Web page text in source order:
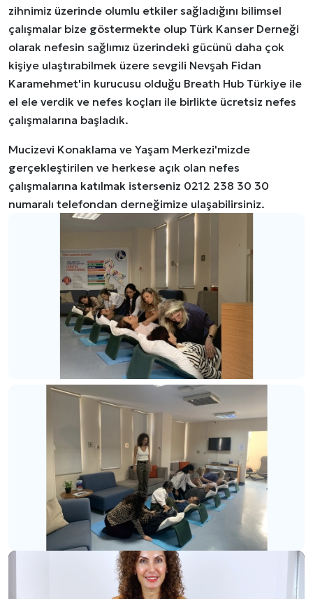
zihnimiz üzerinde olumlu etkiler sağladığını bilimsel
çalışmalar bize göstermekte olup Türk Kanser Derneği
olarak nefesin sağlımız üzerindeki gücünü daha çok
kişiye ulaştırabilmek üzere sevgili Nevşah Fidan
Karamehmet'in kurucusu olduğu Breath Hub Türkiye ile
el ele verdik ve nefes koçları ile birlikte ücretsiz nefes
çalışmalarına başladık.
Mucizevi Konaklama ve Yaşam Merkezi'mizde
gerçekleştirilen ve herkese açık olan nefes
çalışmalarına katılmak isterseniz 0212 238 30 30
numaralı telefondan derneğimize ulaşabilirsiniz.